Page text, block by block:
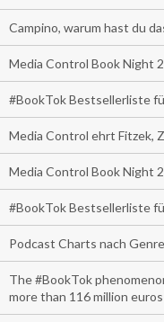
Campino, warum hast du
Media Control Book Night
#BookTok Bestsellerliste
Media Control ehrt Fitzek,
Media Control Book Night
#BookTok Bestsellerliste
Podcast Charts nach Genre
The #BookTok
more than 116 million